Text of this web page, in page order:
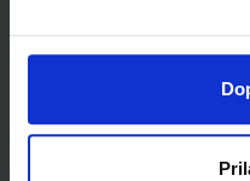
Autor(i):Ana Kodžoman
SKU:567647